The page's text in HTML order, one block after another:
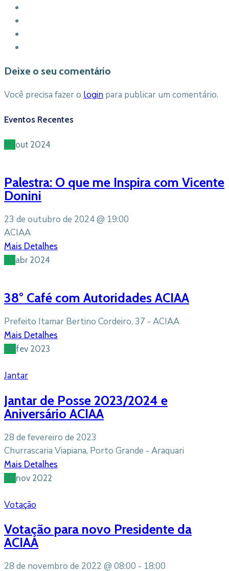
Deixe o seu comentário
Você precisa fazer o login para publicar um comentário.
Eventos Recentes
23 out 2024
Palestra: O que me Inspira com Vicente
Donini
23 de outubro de 2024 @ 19:00
ACIAA
Mais Detalhes
23 abr 2024
38° Café com Autoridades ACIAA
Prefeito Itamar Bertino Cordeiro, 37 - ACIAA
Mais Detalhes
28 fev 2023
Jantar
Jantar de Posse 2023/2024 e
Aniversário ACIAA
28 de fevereiro de 2023
Churrascaria Viapiana, Porto Grande - Araquari
Mais Detalhes
28 nov 2022
Votação
Votação para novo Presidente da
ACIAA
28 de novembro de 2022 @ 08:00 - 18:00